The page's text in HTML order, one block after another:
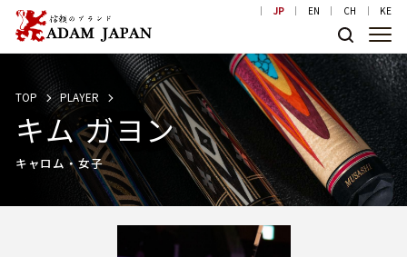
JP EN CH KE
TOP PLAYER
キム ガヨン
キャロム・女子